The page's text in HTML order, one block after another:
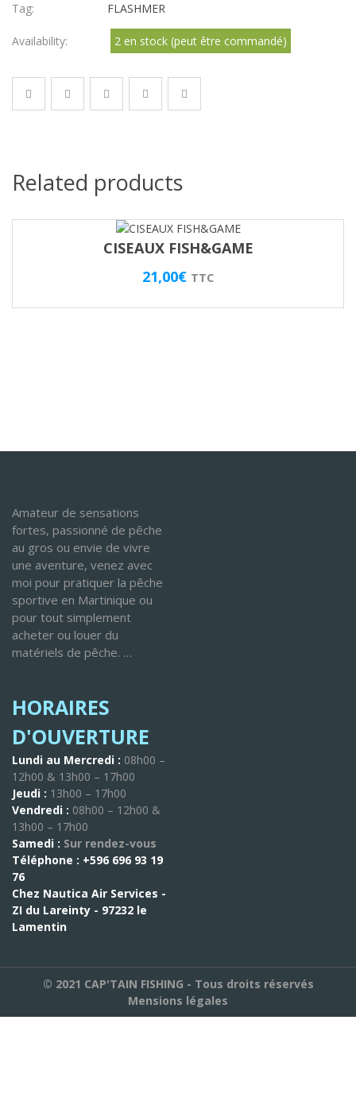
Tag:
FLASHMER
Availability: 2 en stock (peut être commandé)
Related products
CISEAUX FISH&GAME
21,00€ TTC
Amateur de sensations
fortes, passionné de pêche
au gros ou envie de vivre
une aventure, venez avec
moi pour pratiquer la pêche
sportive en Martinique ou
pour tout simplement
acheter ou louer du
matériels de pêche. …
HORAIRES
D'OUVERTURE
Lundi au Mercredi : 08h00 –
12h00 & 13h00 – 17h00
Jeudi : 13h00 – 17h00
Vendredi : 08h00 – 12h00 &
13h00 – 17h00
Samedi : Sur rendez-vous
Téléphone : +596 696 93 19
76
Chez Nautica Air Services -
ZI du Lareinty - 97232 le
Lamentin
© 2021 CAP'TAIN FISHING - Tous droits réservés
Mensions légales